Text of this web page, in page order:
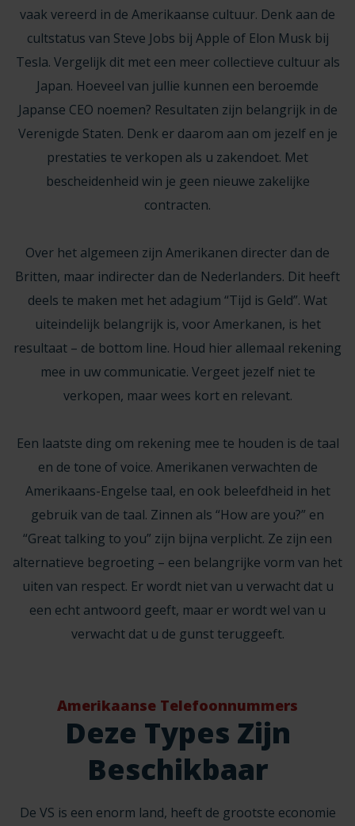
vaak vereerd in de Amerikaanse cultuur. Denk aan de
cultstatus van Steve Jobs bij Apple of Elon Musk bij
Tesla. Vergelijk dit met een meer collectieve cultuur als
Japan. Hoeveel van jullie kunnen een beroemde
Japanse CEO noemen? Resultaten zijn belangrijk in de
Verenigde Staten. Denk er daarom aan om jezelf en je
prestaties te verkopen als u zakendoet. Met
bescheidenheid win je geen nieuwe zakelijke
contracten.
Over het algemeen zijn Amerikanen directer dan de
Britten, maar indirecter dan de Nederlanders. Dit heeft
deels te maken met het adagium “Tijd is Geld”. Wat
uiteindelijk belangrijk is, voor Amerkanen, is het
resultaat – de bottom line. Houd hier allemaal rekening
mee in uw communicatie. Vergeet jezelf niet te
verkopen, maar wees kort en relevant.
Een laatste ding om rekening mee te houden is de taal
en de tone of voice. Amerikanen verwachten de
Amerikaans-Engelse taal, en ook beleefdheid in het
gebruik van de taal. Zinnen als “How are you?” en
“Great talking to you” zijn bijna verplicht. Ze zijn een
alternatieve begroeting – een belangrijke vorm van het
uiten van respect. Er wordt niet van u verwacht dat u
een echt antwoord geeft, maar er wordt wel van u
verwacht dat u de gunst teruggeeft.
Amerikaanse Telefoonnummers
Deze Types Zijn
Beschikbaar
De VS is een enorm land, heeft de grootste economie